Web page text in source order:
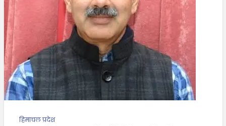
हिमाचल प्रदेश